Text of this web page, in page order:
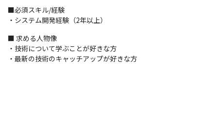
・工程：基本設計～開発～テスト
ITサービス企業
・医療業界向けのサービス開発
・環境：ウォーターフォール
・技術：PHP/独自フレームワークでのサーバーサイト、
JavaScriptを用いたフロントエンド
■必須スキル/経験
・システム開発経験（2年以上）
■ 求める人物像
・技術について学ぶことが好きな方
・最新の技術のキャッチアップが好きな方